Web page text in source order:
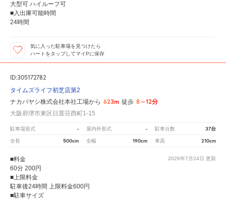
大型可 ハイルーフ可
■入出庫可能時間
24時間
気に入った駐車場を見つけたら
ハートをタップしてマイPに保存
ID:305172782
タイムズライフ初芝店第2
ナカバヤシ株式会社本社工場から 623m 徒歩 8～12分
大阪府堺市東区日置荘西町1-15
駐車場形式 - 屋内外形式 - 駐車台数 37台
全長 500cm 全幅 190cm 車高 210cm
2026年7月24日 更新
■料金
60分 200円
■上限料金
駐車後24時間 上限料金600円
■駐車サイズ